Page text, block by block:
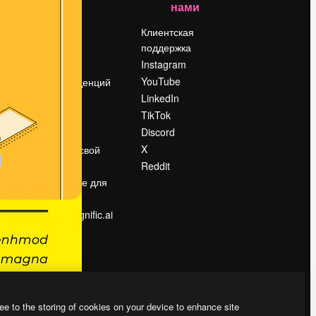
Поиск тенденций
События
Slidesgo
Продайте свой
Помещение для
прессы
Ищете magnific.ai
нами
Клиентская
поддержка
Instagram
YouTube
LinkedIn
TikTok
Discord
X
Reddit
to the storing of cookies on your device to enhance site